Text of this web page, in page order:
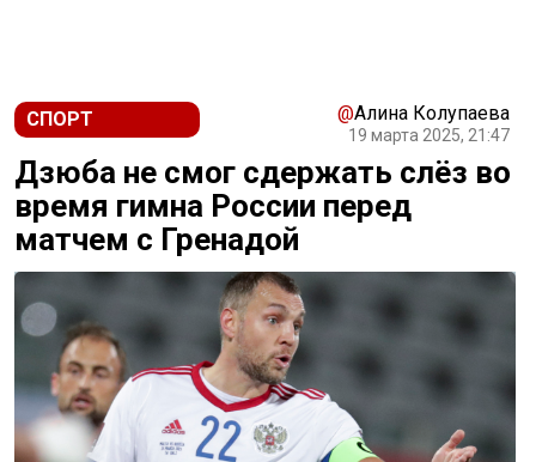
СПОРТ @Алина Колупаева
19 марта 2025, 21:47
Дзюба не смог сдержать слёз во
время гимна России перед
матчем с Гренадой